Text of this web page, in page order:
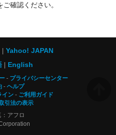
ご確認ください。
Yahoo! JAPAN
English
プライバシーセンター
ヘルプ
イン
ご利用ガイド
引法の表示
アフロ